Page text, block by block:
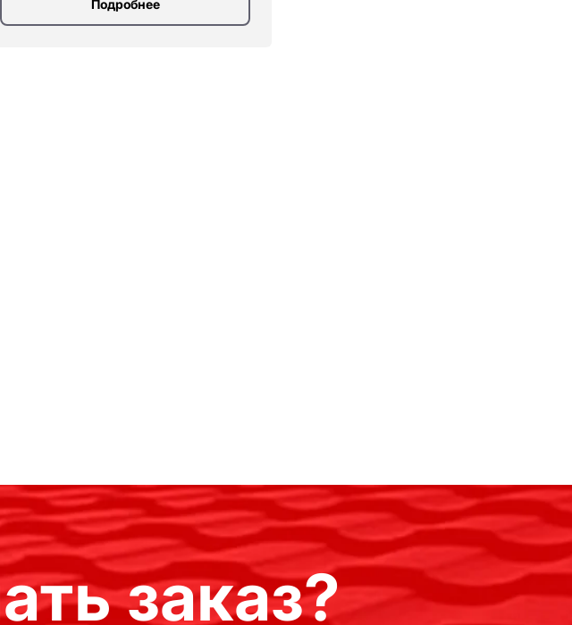
Подробнее
заказ?